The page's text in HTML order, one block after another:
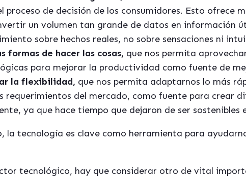
proceso de decisión de los consumidores. Esto ofrece
un volumen tan grande de datos en información
sobre hechos reales, no sobre sensaciones ni
formas de hacer las cosas, que nos permita
para mejorar la productividad como fuente de
la flexibilidad, que nos permita adaptarnos lo más
requerimientos del mercado, como fuente para crear
ya que hace tiempo que dejaron de ser sostenibles
la tecnología es clave como herramienta para
tecnológico, hay que considerar otro de vital